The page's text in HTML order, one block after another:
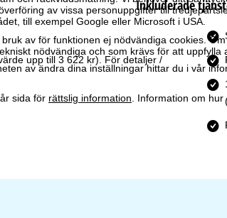
av vissa personuppgifter till
till exempel Google eller Microsoft i USA.
av för funktionen ej nödvändiga cookies.
nödvändiga och som krävs för att uppfylla
av ändra dina inställningar hittar du i vår
sida för rättslig information . Information om
Inkluderade
upp till 3 622 kr). För detaljer /